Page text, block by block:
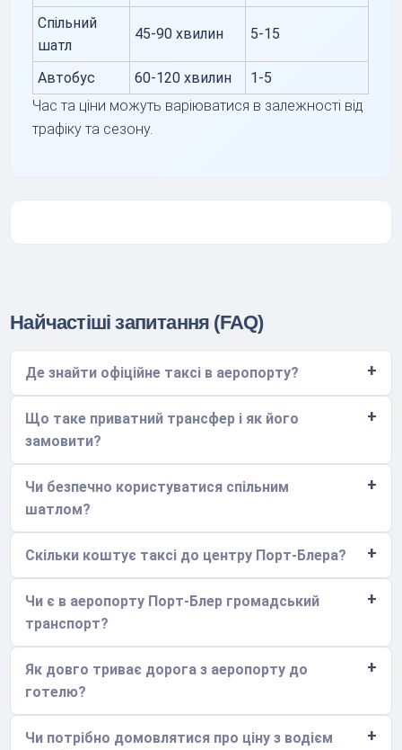
Спільний
шатл
45-90 хвилин 5-15
Автобус 60-120 хвилин
1-5
Час та ціни можуть варіюватися в залежності від
трафіку та сезону.
Найчастіші запитання (FAQ)
Де знайти офіційне таксі в аеропорту?
Що таке приватний трансфер і як його
замовити?
Чи безпечно користуватися спільним
шатлом?
Скільки коштує таксі до центру Порт-Блера?
Чи є в аеропорту Порт-Блер громадський
транспорт?
Як довго триває дорога з аеропорту до
готелю?
Чи потрібно домовлятися про ціну з водієм